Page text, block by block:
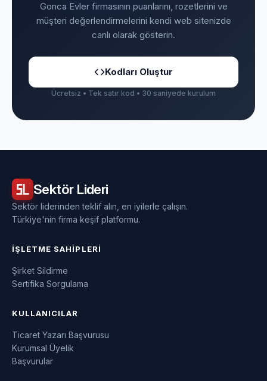
Gonca Evler firmasının puanlarını, rozetlerini ve
müşteri değerlendirmelerini kendi web sitenizde
canlı olarak gösterin.
Kodları Oluştur
Ücretsiz • Tek satır kod • 30 saniyede kurulum
Sektör Lideri
Sektör liderinden teklif alın, en iyilerle çalışın.
Türkiye'nin firma keşif platformu.
İŞLETME SAHIPLERI
Şirket Sildirme
Sertifika Sorgulama
KULLANICILAR
Ticaret Yazarı Başvurusu
Kurumsal Üyelik
Başvurular